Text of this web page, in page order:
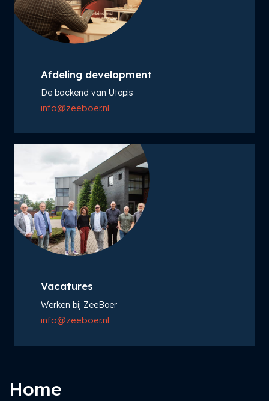
Afdeling development
De backend van Utopis
info@zeeboer.nl
Vacatures
Werken bij ZeeBoer
info@zeeboer.nl
Home